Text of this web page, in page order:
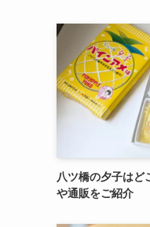
八ツ橋の夕子はど
や通販をご紹介